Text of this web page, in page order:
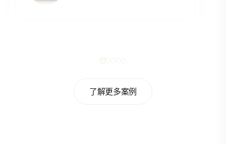
了解更多案例